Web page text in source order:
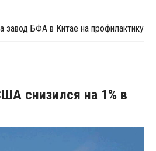
завод БФА в Китае на профилактику
снизился на 1% в